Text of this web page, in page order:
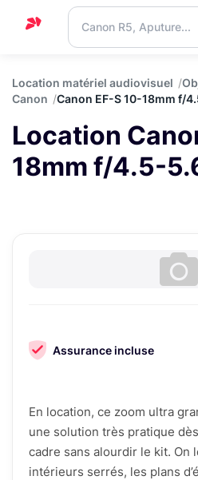
Support
Blog
Nous
contacter
Location matériel audiovisuel
Canon
Canon EF-S 10-18mm f/
Location
18mm f/4.5-
Assurance incluse
En location, ce zoom ultra
une solution très pratique
cadre sans alourdir le kit. On
intérieurs serrés, les plans